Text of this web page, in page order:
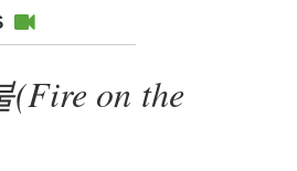
on the